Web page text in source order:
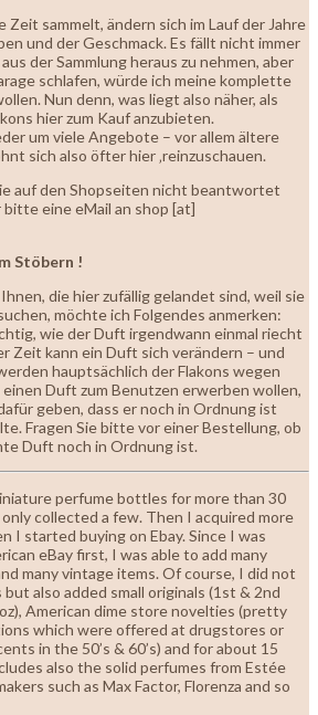
Zeit sammelt, ändern sich im Lauf der Jahre
und der Geschmack. Es fällt nicht immer
der Sammlung heraus zu nehmen, aber
schlafen, würde ich meine komplette
Nun denn, was liegt also näher, als
hier zum Kauf anzubieten.
um viele Angebote – vor allem ältere
sich also öfter hier ‚reinzuschauen.
auf den Shopseiten nicht beantwortet
eine eMail an shop [at]
Stöbern !
die hier zufällig gelandet sind, weil sie
möchte ich Folgendes anmerken:
wie der Duft irgendwann einmal riecht
Zeit kann ein Duft sich verändern – und
hauptsächlich der Flakons wegen
einen Duft zum Benutzen erwerben wollen,
geben, dass er noch in Ordnung ist
Fragen Sie bitte vor einer Bestellung, ob
Duft noch in Ordnung ist.
perfume bottles for more than 30
collected a few. Then I acquired more
I started buying on Ebay. Since I was
eBay first, I was able to add many
many vintage items. Of course, I did not
also added small originals (1st & 2nd
American dime store novelties (pretty
which were offered at drugstores or
in the 50’s & 60’s) and for about 15
also the solid perfumes from Estée
such as Max Factor, Florenza and so